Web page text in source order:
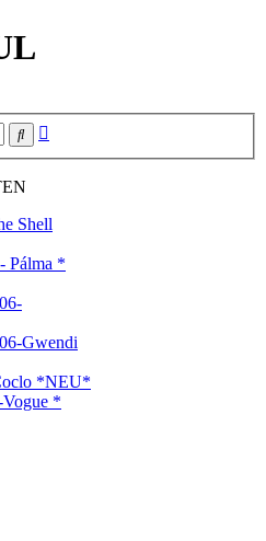
Suche
Shell
Pálma *
Gwendi
*NEU*
*